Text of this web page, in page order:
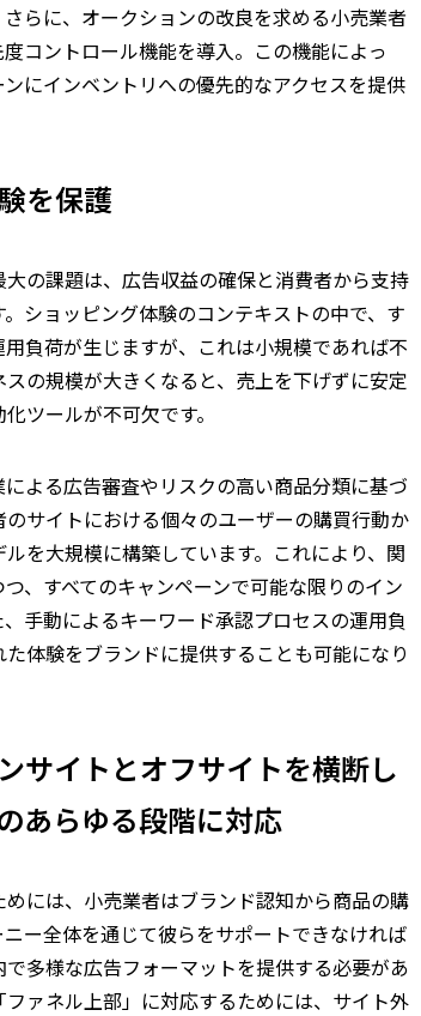
らに、オークションの改良を求める小売業者
コントロール機能を導入。この機能によっ
にインベントリへの優先的なアクセスを提供
を保護
の課題は、広告収益の確保と消費者から支持
ショッピング体験のコンテキストの中で、す
負荷が生じますが、これは小規模であれば不
の規模が大きくなると、売上を下げずに安定
ツールが不可欠です。
よる広告審査やリスクの高い商品分類に基づ
サイトにおける個々のユーザーの購買行動か
を大規模に構築しています。これにより、関
、すべてのキャンペーンで可能な限りのイン
手動によるキーワード承認プロセスの運用負
体験をブランドに提供することも可能になり
サイトとオフサイトを横断し
あらゆる段階に対応
には、小売業者はブランド認知から商品の購
ー全体を通じて彼らをサポートできなければ
多様な広告フォーマットを提供する必要があ
ァネル上部」に対応するためには、サイト外